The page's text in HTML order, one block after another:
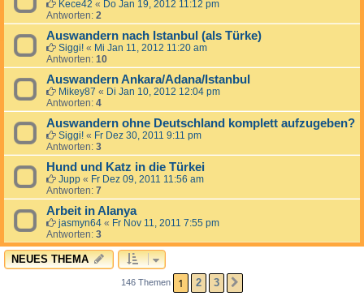
Kece42 « Do Jan 19, 2012 11:12 pm
Antworten: 2
Auswandern nach Istanbul (als Türke)
Siggi! « Mi Jan 11, 2012 11:20 am
Antworten: 10
Auswandern Ankara/Adana/Istanbul
Mikey87 « Di Jan 10, 2012 12:04 pm
Antworten: 4
Auswandern ohne Deutschland komplett aufzugeben?
Siggi! « Fr Dez 30, 2011 9:11 pm
Antworten: 3
Hund und Katz in die Türkei
Jupp « Fr Dez 09, 2011 11:56 am
Antworten: 7
Arbeit in Alanya
jasmyn64 « Fr Nov 11, 2011 7:55 pm
Antworten: 3
NEUES THEMA
146 Themen 1 2 3